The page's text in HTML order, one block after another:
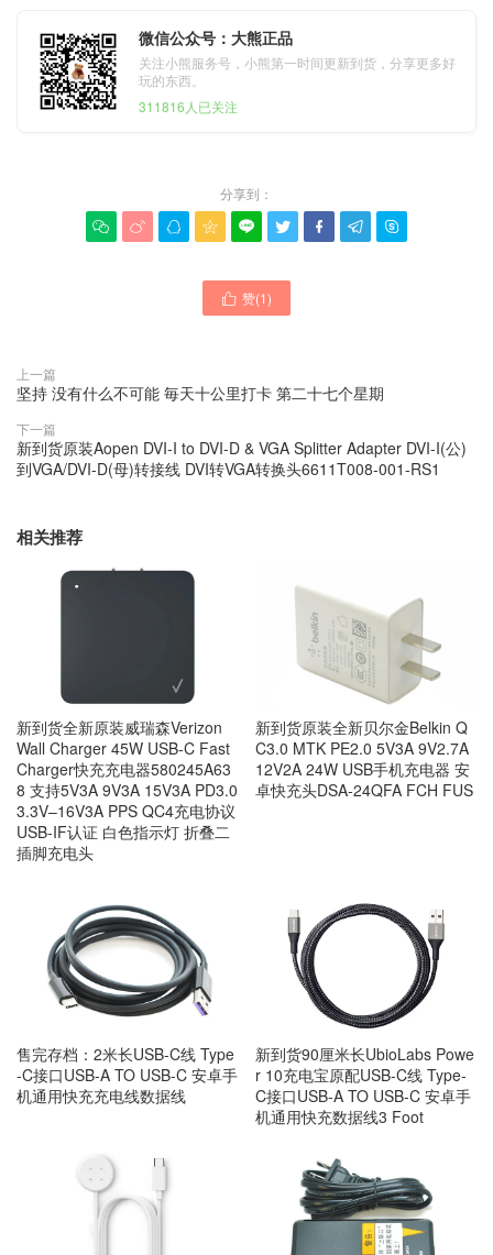
微信公众号：大熊正品
关注小熊服务号，小熊第一时间更新到货，分享更多好
玩的东西。
311816人已关注
分享到：
        
 赞(1)
上一篇
坚持 没有什么不可能 毎天十公里打卡 第二十七个星期
下一篇
新到货原装Aopen DVI-I to DVI-D & VGA Splitter Adapter DVI-I(公)
到VGA/DVI-D(母)转接线 DVI转VGA转换头6611T008-001-RS1
相关推荐
新到货全新原装威瑞森Verizon
Wall Charger 45W USB-C Fast
Charger快充充电器580245A63
8 支持5V3A 9V3A 15V3A PD3.0
3.3V–16V3A PPS QC4充电协议
USB-IF认证 白色指示灯 折叠二
插脚充电头
新到货原装全新贝尔金Belkin Q
C3.0 MTK PE2.0 5V3A 9V2.7A
12V2A 24W USB手机充电器 安
卓快充头DSA-24QFA FCH FUS
售完存档：2米长USB-C线 Type
-C接口USB-A TO USB-C 安卓手
机通用快充充电线数据线
新到货90厘米长UbioLabs Powe
r 10充电宝原配USB-C线 Type-
C接口USB-A TO USB-C 安卓手
机通用快充数据线3 Foot